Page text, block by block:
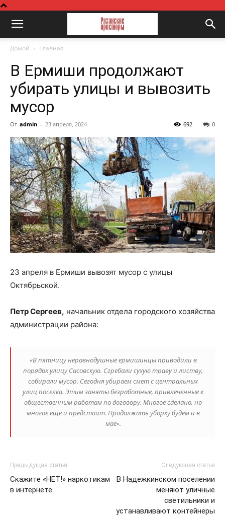
Домой Главная
В Ермиши продолжают
убирать улицы и вывозить
мусор
От admin - 23 апреля, 2024 0
692
23 апреля в Ермиши вывозят мусор с улицы
Октябрьской.
Петр Сергеев, начальник отдела городского хозяйства
администрации района:
«В пятницу неравнодушные ермишинцы приводили в
порядок улицу Сасовскую. Сгребали сухую траву и листву,
собирали мусор. Сегодня убираем смет с центральных
улиц поселка. Этим заняты безработные, привлеченные к
общественным работам по договору. Многое сделано, но
многое еще и предстоит. Продолжать уборку будем и в
мае».
Предыдущая статья
Скажите «НЕТ!» наркотикам
в интернете
Следующая статья
В Надежкинском поселении
меняют уличные
светильники и
устанавливают контейнеры